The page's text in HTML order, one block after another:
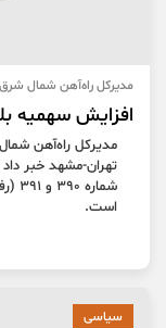
مدیرکل راه‌آهن شمال
افزایش سهمیه
مدیرکل راه‌آهن
است.
سیاسی